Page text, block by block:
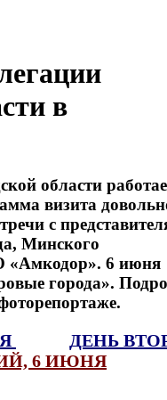
в
области
визита
с
Минского
«Амкодор». 6 июня
города».
ДЕНЬ
6 ИЮНЯ